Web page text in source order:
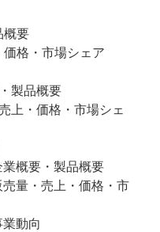
概要
格・市場シェア
製品概要
上・価格・市場シェ
概要・製品概要
量・売上・価格・市
動向